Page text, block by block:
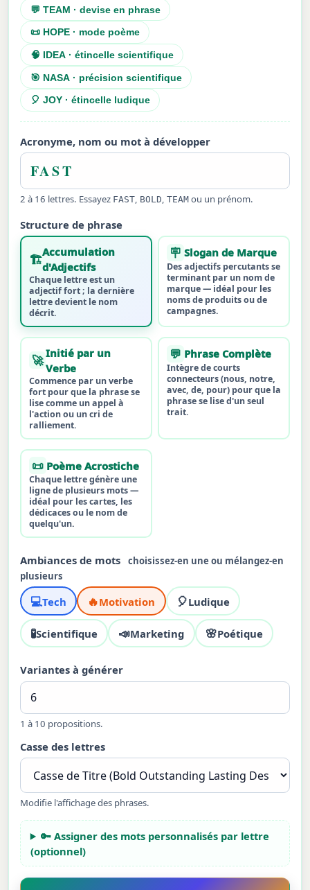
💬 TEAM · devise en phrase
📜 HOPE · mode poème
🧠 IDEA · étincelle scientifique
🎯 NASA · précision scientifique
🎈 JOY · étincelle ludique
Acronyme, nom ou mot à développer
2 à 16 lettres. Essayez FAST, BOLD,TEAM ou un prénom.
Structure de phrase
🏗Accumulation
d'Adjectifs
Chaque lettre est un
adjectif fort ; la dernière
lettre devient le nom
décrit.
🪧 Slogan de Marque
Des adjectifs percutants se
terminant par un nom de
marque — idéal pour les
noms de produits ou de
campagnes.
🚀Initié par un
Verbe
Commence par un verbe
fort pour que la phrase se
lise comme un appel à
l'action ou un cri de
ralliement.
💬 Phrase Complète
Intègre de courts
connecteurs (nous, notre,
avec, de, pour) pour que la
phrase se lise d'un seul
trait.
📜 Poème Acrostiche
Chaque lettre génère une
ligne de plusieurs mots —
idéal pour les cartes, les
dédicaces ou le nom de
quelqu'un.
Ambiances de mots
choisissez-en une ou mélangez-en
plusieurs
💻Tech 🔥Motivation 🎈Ludique
🧪Scientifique 📣Marketing 🌸Poétique
Variantes à générer
1 à 10 propositions.
Casse des lettres
Modifie l'affichage des phrases.
🔑 Assigner des mots personnalisés par lettre
(optionnel)